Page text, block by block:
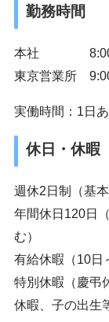
勤務時間
本社 8:00～
東京営業所
実働時間：1日
休日 ・休暇
週休2日制（基本
年間休日120日
む）
有給休暇（10日
特別休暇（慶弔
休暇、子の出生